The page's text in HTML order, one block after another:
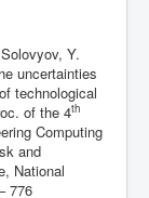
Y.
uncertainties
technological
of the 4th
Computing
and
National
776